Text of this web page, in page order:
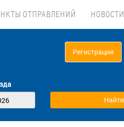
ОТПРАВЛЕНИЙ НОВОСТИ
Регистрация